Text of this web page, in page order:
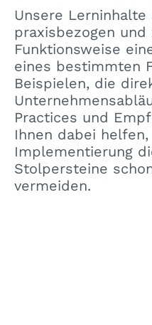
Unsere
praxisbezogen und
Funktionsweise
eines bestimmten
Beispielen, die
Practices und
Ihnen dabei
Implementierung
Stolpersteine
vermeiden.